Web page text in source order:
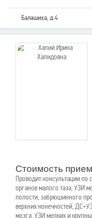
Балашиха, д.4
Стоимость
Проводит консультации
органов малого таза, УЗИ
полости, забрюшинного
верхних конечностей,
мозга, УЗИ мелких и